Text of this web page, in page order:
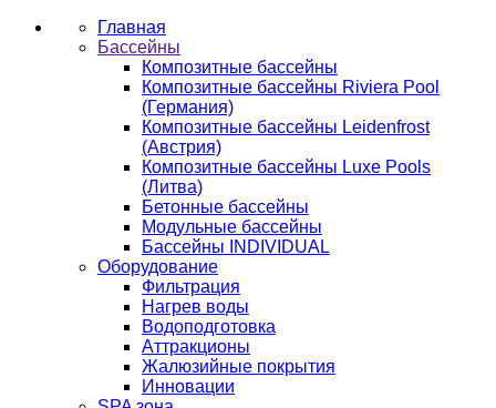
Главная
Бассейны
Композитные бассейны
Композитные бассейны Riviera Pool
(Германия)
Композитные бассейны Leidenfrost
(Австрия)
Композитные бассейны Luxe Pools
(Литва)
Бетонные бассейны
Модульные бассейны
Бассейны INDIVIDUAL
Оборудование
Фильтрация
Нагрев воды
Водоподготовка
Аттракционы
Жалюзийные покрытия
Инновации